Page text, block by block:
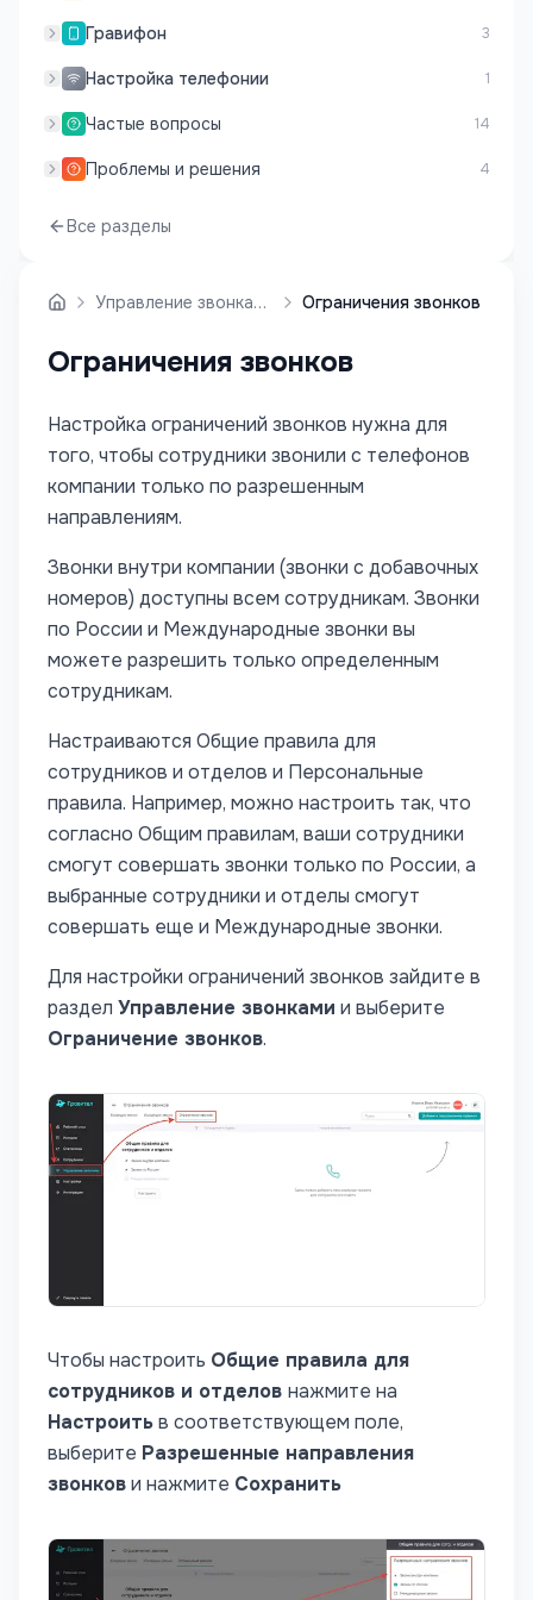
Гравифон 3
Настройка телефонии 1
Частые вопросы 14
Проблемы и решения 4
Все разделы
Управление звонками Ограничения звонков
Ограничения звонков
Настройка ограничений звонков нужна для
того, чтобы сотрудники звонили с телефонов
компании только по разрешенным
направлениям.
Звонки внутри компании (звонки с добавочных
номеров) доступны всем сотрудникам. Звонки
по России и Международные звонки вы
можете разрешить только определенным
сотрудникам.
Настраиваются Общие правила для
сотрудников и отделов и Персональные
правила. Например, можно настроить так, что
согласно Общим правилам, ваши сотрудники
смогут совершать звонки только по России, а
выбранные сотрудники и отделы смогут
совершать еще и Международные звонки.
Для настройки ограничений звонков зайдите в
раздел Управление звонками и выберите
Ограничение звонков.
Чтобы настроить Общие правила для
сотрудников и отделов нажмите на
Настроитьв соответствующем поле,
выберите Разрешенные направления
звонкови нажмите Сохранить